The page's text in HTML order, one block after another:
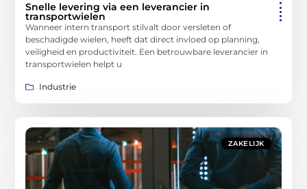
Snelle levering via een leverancier in
transportwielen
Wanneer intern transport stilvalt door versleten of
beschadigde wielen, heeft dat direct invloed op planning,
veiligheid en productiviteit. Een betrouwbare leverancier in
transportwielen helpt u
Industrie
ZAKELIJK